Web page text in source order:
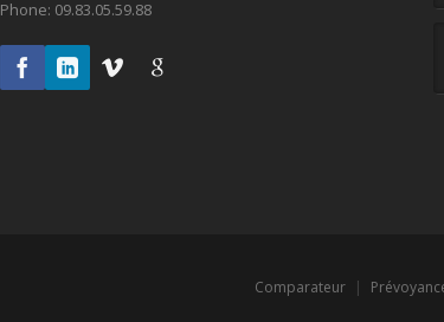
Phone: 09.83.05.59.88
Comparateur |